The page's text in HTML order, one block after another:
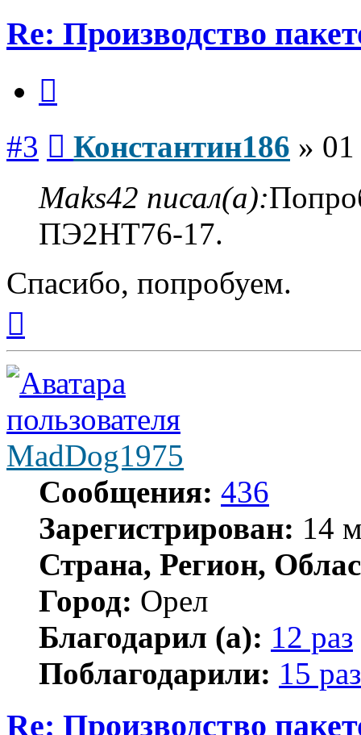
Re: Производство
#3 Константин186 »
Maks42 писал(а):
ПЭ2НТ76-17.
Спасибо, попробуем.
началу
MadDog1975
Сообщения: 436
Зарегистрирован: 14
Страна, Регион,
Город: Орел
Благодарил (а): 12 раз
Поблагодарили: 15 раз
Re: Производство